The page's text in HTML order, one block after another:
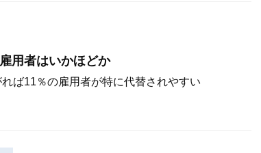
用者はいかほどか
ば11％の雇用者が特に代替されやすい